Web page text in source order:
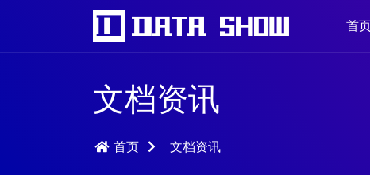
首
文档资讯
首页 文档资讯